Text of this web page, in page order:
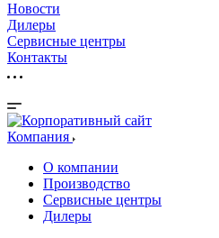
Новости
Дилеры
Сервисные центры
Контакты
Компания
О компании
Производство
Сервисные центры
Дилеры